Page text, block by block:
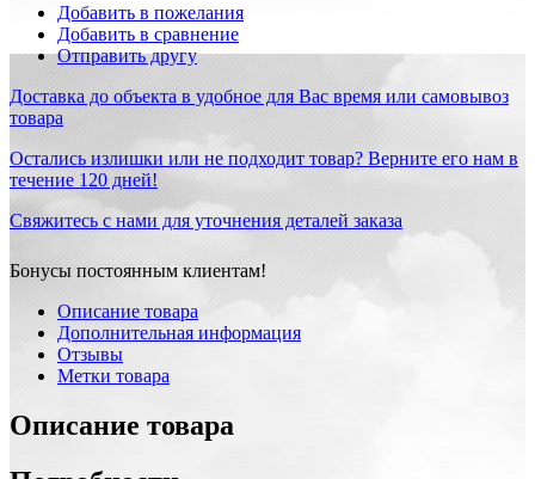
Добавить в пожелания
Добавить в сравнение
Отправить другу
Доставка до объекта в удобное для Вас время или самовывоз
товара
Остались излишки или не подходит товар? Верните его нам в
течение 120 дней!
Свяжитесь с нами для уточнения деталей заказа
Бонусы постоянным клиентам!
Описание товара
Дополнительная информация
Отзывы
Метки товара
Описание товара